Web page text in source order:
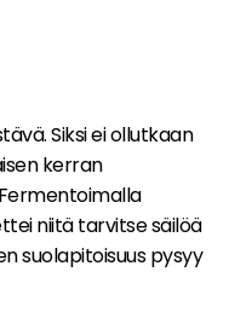
Siksi ei ollutkaan
kerran
niitä tarvitse säilöä
suolapitoisuus pysyy